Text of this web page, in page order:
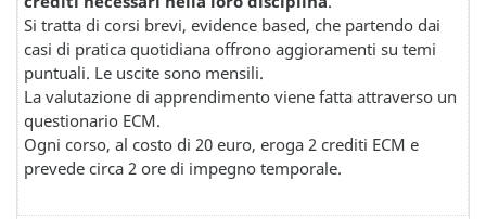
Si tratta di corsi brevi, evidence based, che partendo dai
casi di pratica quotidiana offrono aggioramenti su temi
puntuali. Le uscite sono mensili.
La valutazione di apprendimento viene fatta attraverso un
questionario ECM.
Ogni corso, al costo di 20 euro, eroga 2 crediti ECM e
prevede circa 2 ore di impegno temporale.